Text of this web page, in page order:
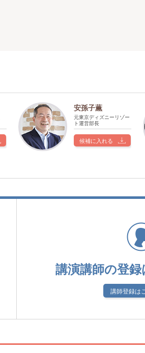
安孫子薫
元東京ディズニーリゾー
ト運営部長
候補に入れる
講演講師の登録
講師登録は